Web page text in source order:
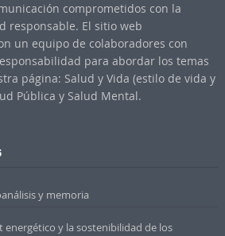
comprometidos con la
responsable. El sitio web
un equipo de colaboradores con
para abordar los temas
página: Salud y Vida (estilo de vida y
Pública y Salud Mental.
y memoria
energético y la sostenibilidad de los